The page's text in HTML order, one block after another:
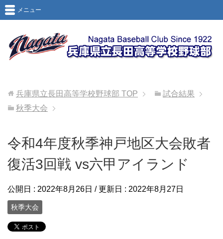
メニュー
兵庫県立長田高等学校野球部 TOP
試合結果
秋季大会
令和4年度秋季神戸地区大会敗者
復活3回戦 vs六甲アイランド
公開日 : 2022年8月26日 / 更新日 : 2022年8月27日
秋季大会